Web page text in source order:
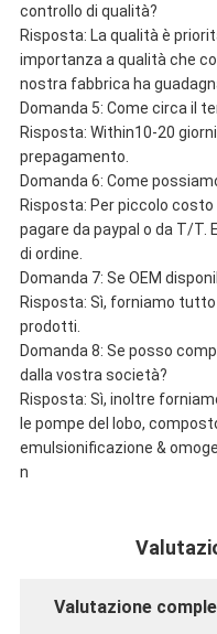
controllo di qualità?
Risposta: La qualità è
importanza a qualità che
nostra fabbrica ha
Domanda 5: Come circa il
Risposta: Within10-20
prepagamento.
Domanda 6: Come
Risposta: Per piccolo
pagare da paypal o da T/T.
di ordine.
Domanda 7: Se OEM
Risposta: Sì, forniamo
prodotti.
Domanda 8: Se posso
dalla vostra società?
Risposta: Sì, inoltre
le pompe del lobo,
emulsionificazione &
n
Valutazione